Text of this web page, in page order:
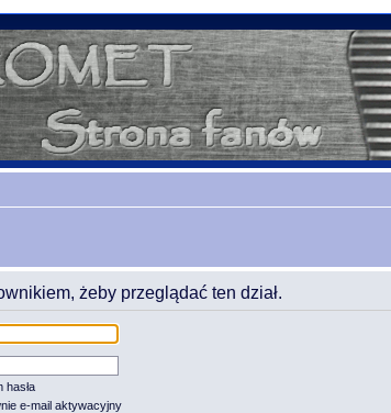
żeby przeglądać ten dział.
hasła
e-mail aktywacyjny